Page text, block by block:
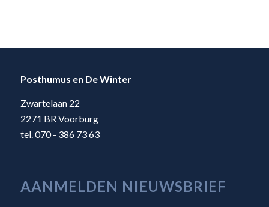
Posthumus en De Winter
Zwartelaan 22
2271 BR Voorburg
tel. 070 - 386 73 63
AANMELDEN NIEUWSBRIEF